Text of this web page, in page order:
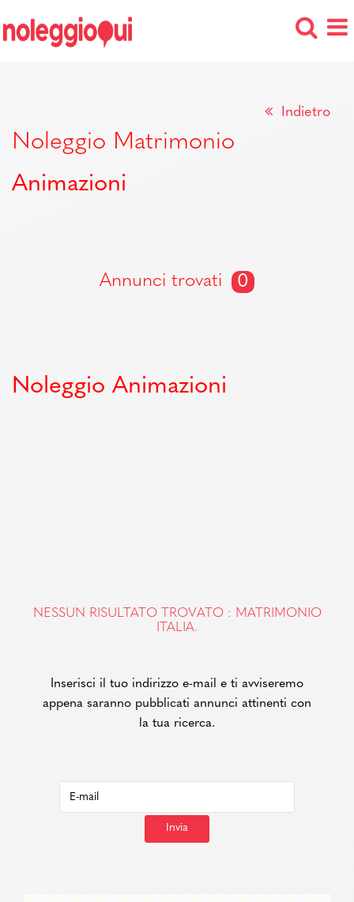
Indietro
Noleggio Matrimonio
Animazioni
Annunci trovati 0
Noleggio Animazioni
NESSUN RISULTATO TROVATO : MATRIMONIO
ITALIA.
Inserisci il tuo indirizzo e-mail e ti avviseremo
appena saranno pubblicati annunci attinenti con
la tua ricerca.
Invia